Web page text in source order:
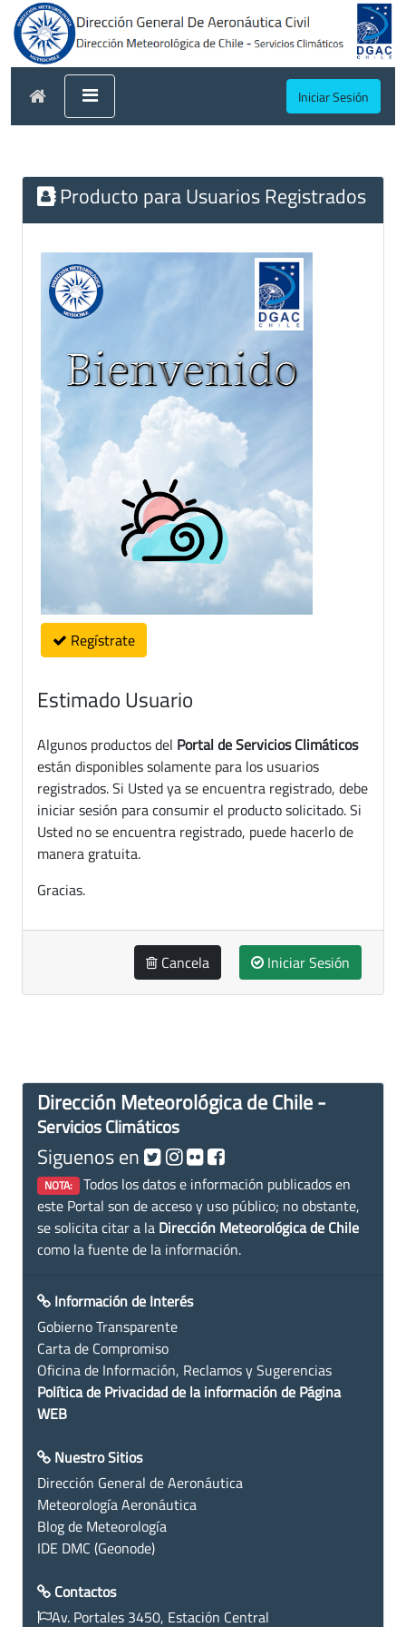
Iniciar Sesión
Producto para Usuarios Registrados
Regístrate
Estimado Usuario
Algunos productos del Portal de Servicios Climáticos
están disponibles solamente para los usuarios
registrados. Si Usted ya se encuentra registrado, debe
iniciar sesión para consumir el producto solicitado. Si
Usted no se encuentra registrado, puede hacerlo de
manera gratuita.
Gracias.
Cancela Iniciar Sesión
Dirección Meteorológica de Chile -
Servicios Climáticos
Siguenos en
NOTA: Todos los datos e información publicados en
este Portal son de acceso y uso público; no obstante,
se solicita citar a la Dirección Meteorológica de Chile
como la fuente de la información.
Información de Interés
Gobierno Transparente
Carta de Compromiso
Oficina de Información, Reclamos y Sugerencias
Política de Privacidad de la información de Página
WEB
Nuestro Sitios
Dirección General de Aeronáutica
Meteorología Aeronáutica
Blog de Meteorología
IDE DMC (Geonode)
Contactos
Av. Portales 3450, Estación Central